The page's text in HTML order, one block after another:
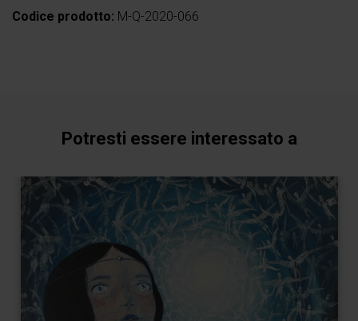
Codice prodotto: M-Q-2020-066
Potresti essere interessato a